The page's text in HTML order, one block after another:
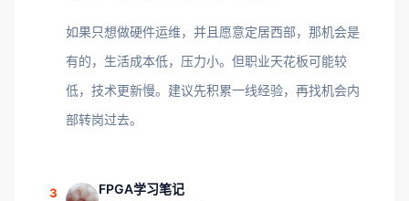
如果只想做硬件运维，并且愿意定居西部，那机会是
有的，生活成本低，压力小。但职业天花板可能较
低，技术更新慢。建议先积累一线经验，再找机会内
部转岗过去。
3 FPGA学习笔记